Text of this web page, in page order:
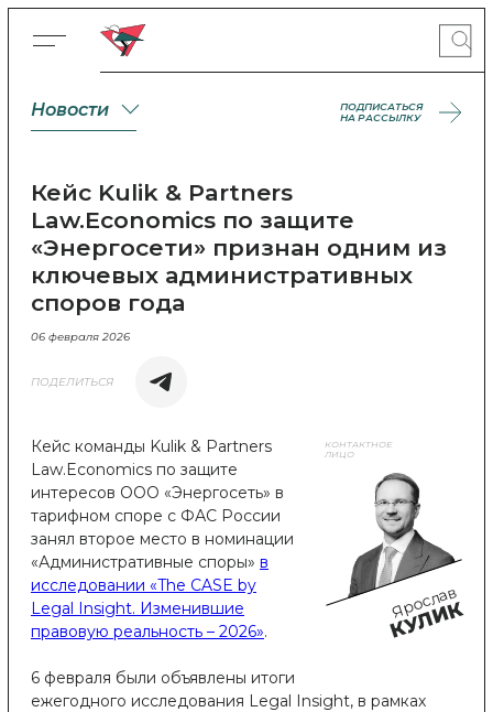
ПОДПИСАТЬСЯ
НА РАССЫЛКУ
Новости
Кейс Kulik & Partners
Law.Economics по защите
«Энергосети» признан одним из
ключевых административных
споров года
06 февраля 2026
ПОДЕЛИТЬСЯ
КОНТАКТНОЕ
ЛИЦО
Ярослав
КУЛИК
Кейс команды Kulik & Partners
Law.Economics по защите
интересов ООО «Энергосеть» в
тарифном споре с ФАС России
занял второе место в номинации
«Административные споры» в
исследовании «The CASE by
Legal Insight. Изменившие
правовую реальность – 2026».
6 февраля были объявлены итоги
ежегодного исследования Legal Insight, в рамках